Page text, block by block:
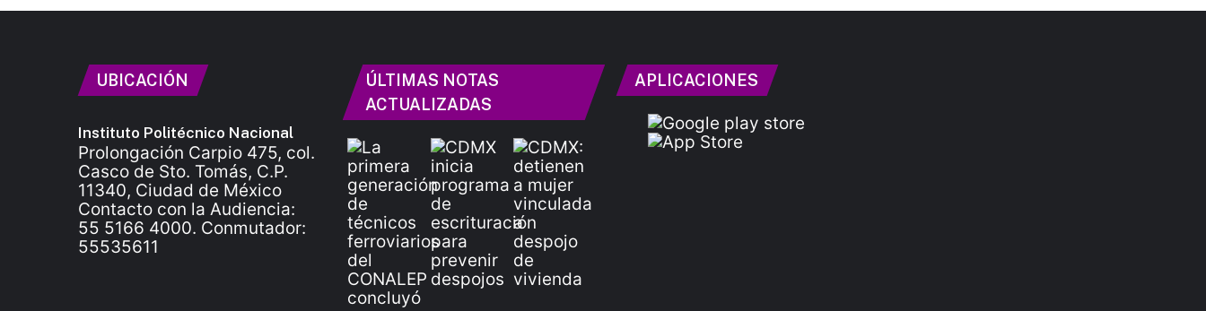
UBICACIÓN
Instituto Politécnico Nacional
Prolongación Carpio 475, col.
Casco de Sto. Tomás, C.P.
11340, Ciudad de México
Contacto con la Audiencia:
55 5166 4000. Conmutador:
55535611
ÚLTIMAS NOTAS
ACTUALIZADAS
APLICACIONES